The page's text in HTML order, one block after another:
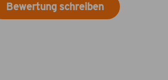
Bewertung schreiben